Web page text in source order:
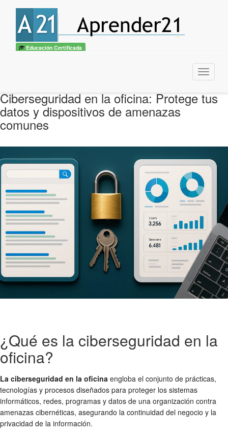
Educación Certificada
Menu
Ciberseguridad en la oficina: Protege tus
datos y dispositivos de amenazas
comunes
¿Qué es la ciberseguridad en la
oficina?
La ciberseguridad en la oficina engloba el conjunto de prácticas,
tecnologías y procesos diseñados para proteger los sistemas
informáticos, redes, programas y datos de una organización contra
amenazas cibernéticas, asegurando la continuidad del negocio y la
privacidad de la información.